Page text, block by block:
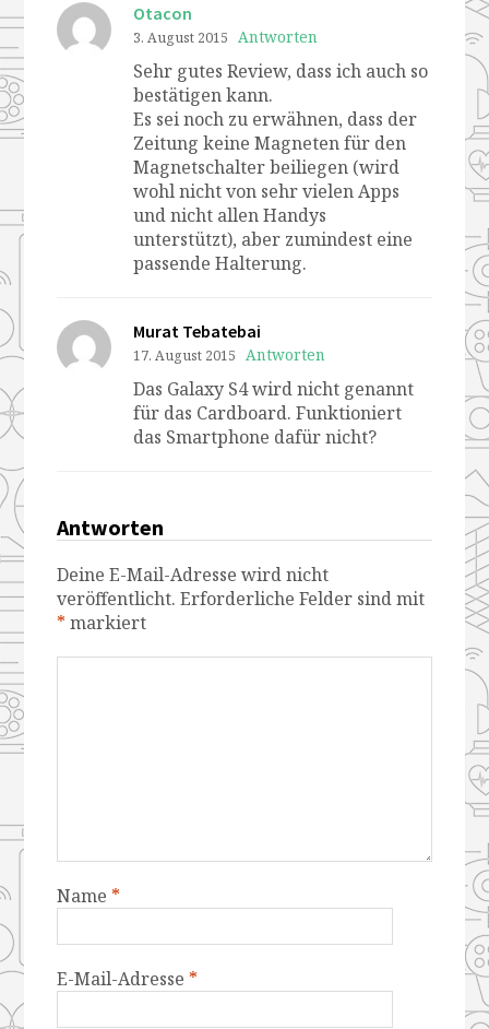
Otacon
3. August 2015 Antworten
Sehr gutes Review, dass ich auch so
bestätigen kann.
Es sei noch zu erwähnen, dass der
Zeitung keine Magneten für den
Magnetschalter beiliegen (wird
wohl nicht von sehr vielen Apps
und nicht allen Handys
unterstützt), aber zumindest eine
passende Halterung.
Murat Tebatebai
17. August 2015 Antworten
Das Galaxy S4 wird nicht genannt
für das Cardboard. Funktioniert
das Smartphone dafür nicht?
Antworten
Deine E-Mail-Adresse wird nicht
veröffentlicht. Erforderliche Felder sind mit
* markiert
Name *
E-Mail-Adresse *